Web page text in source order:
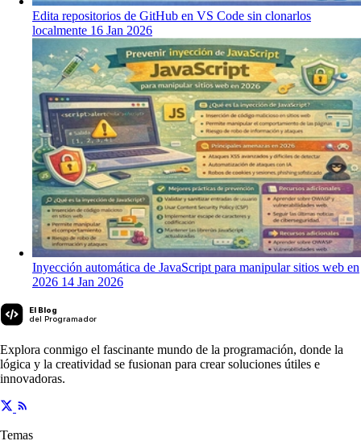
Edita repositorios de GitHub en VS Code sin clonarlos
localmente 16 Jan 2026
Inyección automática de JavaScript para manipular sitios web en
2026 14 Jan 2026
El Blog
del Programador
Explora conmigo el fascinante mundo de la programación, donde la
lógica y la creatividad se fusionan para crear soluciones útiles e
innovadoras.
Temas